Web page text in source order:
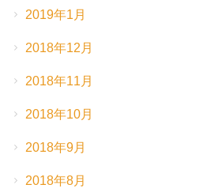
2019年1月
2018年12月
2018年11月
2018年10月
2018年9月
2018年8月